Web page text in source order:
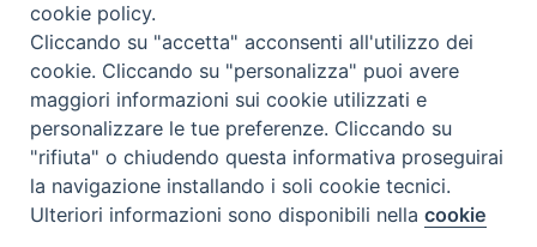
CONTATTI
Piazza Arcivescovado, 1 48121- Ravenna
tel 0544.541655
curia@diocesiravennacervia.it
Per segnalazioni tecniche e aggiornamenti:
webmaster@diocesiravennacervia.it
Preferenze Cookie
cookie policy.
Cliccando su "accetta" acconsenti all'utilizzo dei
cookie. Cliccando su "personalizza" puoi avere
maggiori informazioni sui cookie utilizzati e
personalizzare le tue preferenze. Cliccando su
"rifiuta" o chiudendo questa informativa proseguirai
la navigazione installando i soli cookie tecnici.
Ulteriori informazioni sono disponibili nellacookie